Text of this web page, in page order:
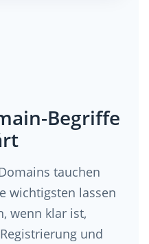
Begriffe
tauchen
wichtigsten lassen
wenn klar ist,
und